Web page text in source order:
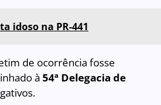
idoso na PR-441
de ocorrência fosse
à 54ª Delegacia de